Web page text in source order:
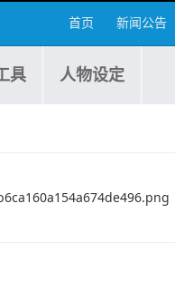
首页 新闻公告
具 人物设定